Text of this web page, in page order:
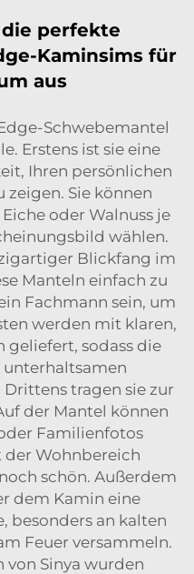
die perfekte
Kaminsims für
aus
Schwebemantel
Erstens ist sie eine
Ihren persönlichen
zeigen. Sie können
oder Walnuss je
wählen.
Blickfang im
Manteln einfach zu
Fachmann sein, um
werden mit klaren,
geliefert, sodass die
unterhaltsamen
tragen sie zur
der Mantel können
Familienfotos
der Wohnbereich
schön. Außerdem
dem Kamin eine
besonders an kalten
Feuer versammeln.
von Sinya wurden